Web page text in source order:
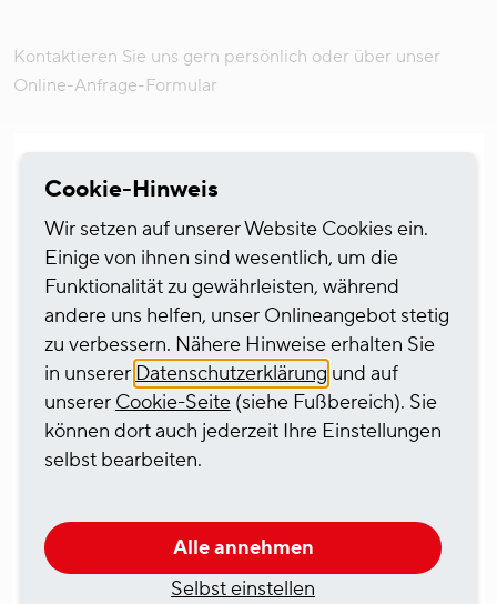
Kontaktieren Sie uns gern persönlich oder über unser
Online-Anfrage-Formular
Tim Gödde
Geschäftsführung Ship Management
tim.goedde(at)hgkgroup.de
+49 203 3958-7501
Cookie-Hinweis
Wir setzen auf unserer Website Cookies ein.
Einige von ihnen sind wesentlich, um die
Funktionalität zu gewährleisten, während
andere uns helfen, unser Onlineangebot stetig
zu verbessern. Nähere Hinweise erhalten Sie
in unserer Datenschutzerklärung und auf
unserer Cookie-Seite (siehe Fußbereich). Sie
können dort auch jederzeit Ihre Einstellungen
selbst bearbeiten.
Alle annehmen
Selbst einstellen